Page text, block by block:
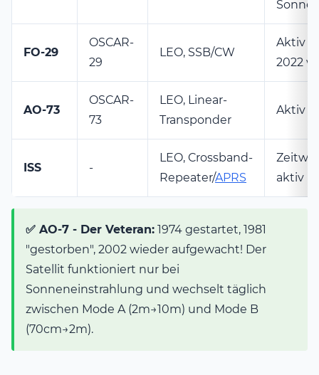
Sonne)
FO-29
OSCAR-
29
LEO, SSB/CW
Aktiv
2022
AO-73
OSCAR-
73
LEO, Linear-
Transponder
Aktiv
ISS -
LEO, Crossband-
Repeater/APRS
aktiv
✅ AO-7 - Der Veteran: 1974 gestartet, 1981
"gestorben", 2002 wieder aufgewacht! Der
Satellit funktioniert nur bei
Sonneneinstrahlung und wechselt täglich
zwischen Mode A (2m→10m) und Mode B
(70cm→2m).